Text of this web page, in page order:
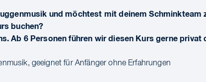
und möchtest mit deinem Schminkteam
buchen?
Ab 6 Personen führen wir diesen Kurs gerne privat
geeignet für Anfänger ohne Erfahrungen